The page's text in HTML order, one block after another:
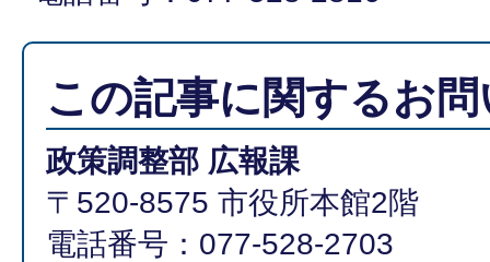
この記事に関するお
政策調整部 広報課
〒520-8575 市役所本館2階
電話番号：077-528-2703